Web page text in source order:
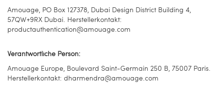
Amouage, PO Box 127378, Dubai Design District Building 4,
57QW+9RX Dubai. Herstellerkontakt:
productauthentication@amouage.com
Verantwortliche Person:
Amouage Europe, Boulevard Saint-Germain 250 B, 75007 Paris.
Herstellerkontakt: dharmendra@amouage.com